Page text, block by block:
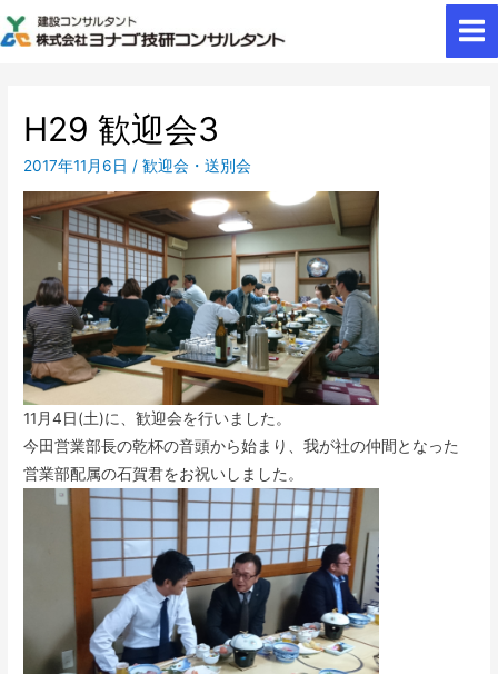
H29 歓迎会3
2017年11月6日 /歓迎会・送別会
11月4日(土)に、歓迎会を行いました。
今田営業部長の乾杯の音頭から始まり、我が社の仲間となった
営業部配属の石賀君をお祝いしました。